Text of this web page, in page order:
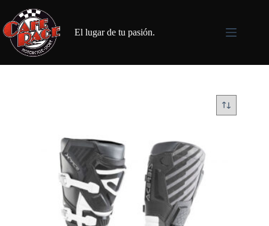
contenido
El lugar de tu pasión.